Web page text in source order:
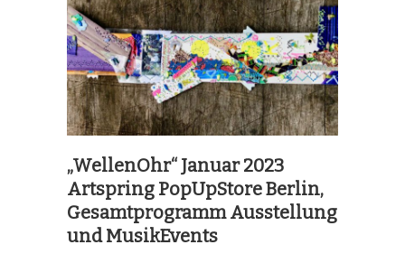
„WellenOhr“ Januar 2023
Artspring PopUpStore Berlin,
Gesamtprogramm Ausstellung
und MusikEvents